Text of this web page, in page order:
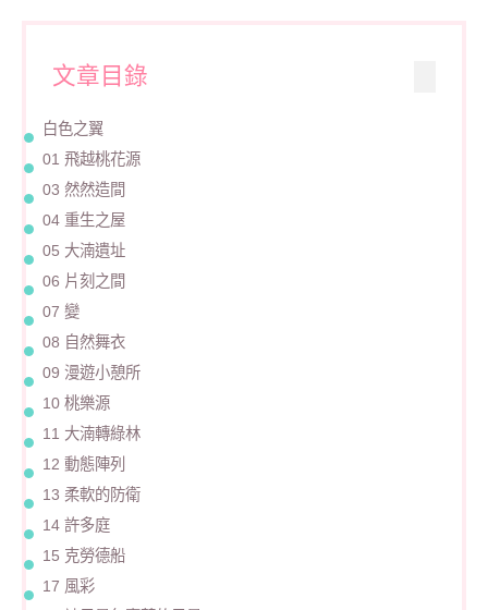
文章目錄
白色之翼
01 飛越桃花源
03 然然造間
04 重生之屋
05 大湳遺址
06 片刻之間
07 變
08 自然舞衣
09 漫遊小憩所
10 桃樂源
11 大湳轉綠林
12 動態陣列
13 柔軟的防衛
14 許多庭
15 克勞德船
17 風彩